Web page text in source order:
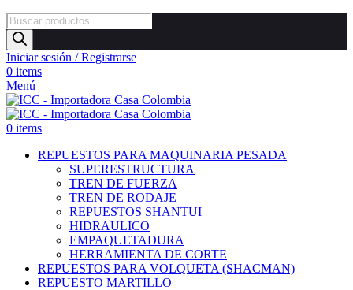
Búsqueda
de
productos
Iniciar sesión / Registrarse
0 items
Menú
0 items
REPUESTOS PARA MAQUINARIA PESADA
SUPERESTRUCTURA
TREN DE FUERZA
TREN DE RODAJE
REPUESTOS SHANTUI
HIDRAULICO
EMPAQUETADURA
HERRAMIENTA DE CORTE
REPUESTOS PARA VOLQUETA (SHACMAN)
REPUESTO MARTILLO